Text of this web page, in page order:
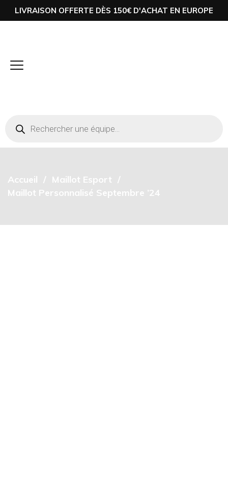
LIVRAISON OFFERTE DÈS 150€ D'ACHAT EN EUROPE
Accueil
Maillot Esport
Maillot Personnalisé Septembre ’24